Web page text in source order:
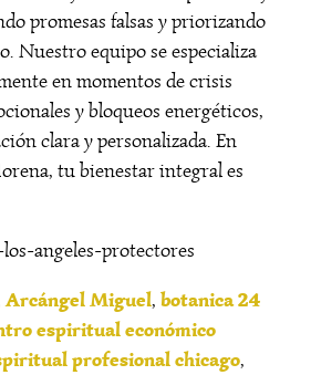
promesas falsas y priorizando
Nuestro equipo se especializa
en momentos de crisis
y bloqueos energéticos,
clara y personalizada. En
tu bienestar integral es
Arcángel Miguel, botanica 24
espiritual económico
profesional chicago,